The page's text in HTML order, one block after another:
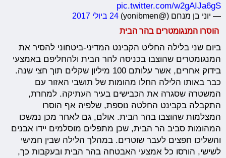
pic.twitter.com/w2gAIJa6gS
— יוני בן מנחם (@yonibmen)
24 ביולי 2017
הוסרו המנגומטרים בהר הבית
ביום שני בלילה החליט הקבינט המדיני-ביטחוני להסיר את
המנגומטרים שהוצבו בכניסה להר הבית ולהחליפם באמצעי
בידוק אחרים, אשר עלותם 100 מיליון שקלים תוך חצי שנה.
כבר באותו הלילה החלו מהומות של תושבי האזור עם
המשטרה שסגרה את הכבישים בעיר העתיקה. למחרת,
התקבלה בקבינט החלטה נוספת, שלפיה אף הוסרו
המצלמות שהוצבו בהר הבית. אולם, גם לאחר מכן נמשכו
המהומות סביב הר הבית, שכן מתפלים מוסלמים יידו אבנים
והשליכו חפצים לעבר שוטרים. במהלך הלילה שבין חמישי
לשישי, הורסו כל אמצעי האבטחה בהר הבית ובעקבות כך,